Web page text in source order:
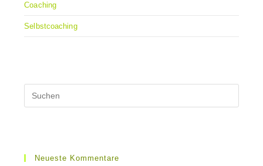
Coaching
Selbstcoaching
Neueste Kommentare